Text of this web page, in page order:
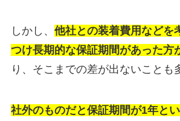
しかし、 他社との装着費用などを
つけ長期的な保証期間があった方
り、そこまでの差が出ないことも
社外のものだと保証期間が1年と